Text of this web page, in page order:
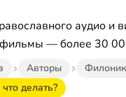
аудио и
— более 30
Авторы
делать?